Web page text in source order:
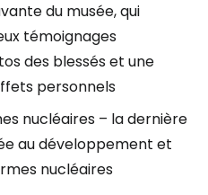
du musée, qui
témoignages
des blessés et une
personnels
nucléaires – la dernière
au développement et
nucléaires